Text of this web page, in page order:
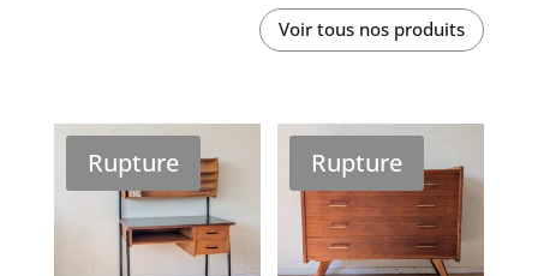
Voir tous nos produits
Rupture Rupture